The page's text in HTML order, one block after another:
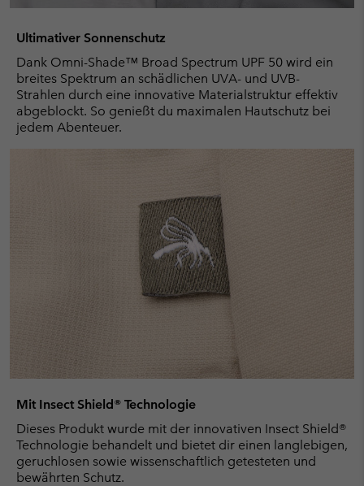
Ultimativer Sonnenschutz
Dank Omni-Shade™ Broad Spectrum UPF 50 wird ein
breites Spektrum an schädlichen UVA- und UVB-
Strahlen durch eine innovative Materialstruktur effektiv
abgeblockt. So genießt du maximalen Hautschutz bei
jedem Abenteuer.
Mit Insect Shield® Technologie
Dieses Produkt wurde mit der innovativen Insect Shield®
Technologie behandelt und bietet dir einen langlebigen,
geruchlosen sowie wissenschaftlich getesteten und
bewährten Schutz.